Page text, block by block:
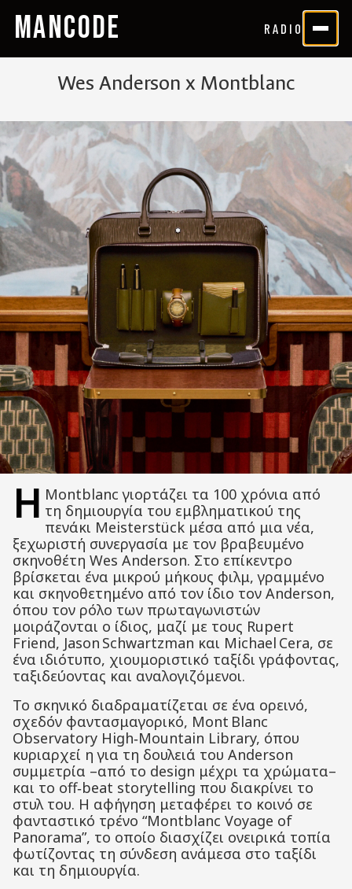
MANCODE RADIO
Wes Anderson x Montblanc
Η Montblanc γιορτάζει τα 100 χρόνια από
τη δημιουργία του εμβληματικού της
πενάκι Meisterstück μέσα από μια νέα,
ξεχωριστή συνεργασία με τον βραβευμένο
σκηνοθέτη Wes Anderson. Στο επίκεντρο
βρίσκεται ένα μικρού μήκους φιλμ, γραμμένο
και σκηνοθετημένο από τον ίδιο τον Anderson,
όπου τον ρόλο των πρωταγωνιστών
μοιράζονται ο ίδιος, μαζί με τους Rupert
Friend, Jason Schwartzman και Michael Cera, σε
ένα ιδιότυπο, χιουμοριστικό ταξίδι γράφοντας,
ταξιδεύοντας και αναλογιζόμενοι.
Το σκηνικό διαδραματίζεται σε ένα ορεινό,
σχεδόν φαντασμαγορικό, Mont Blanc
Observatory High‑Mountain Library, όπου
κυριαρχεί η για τη δουλειά του Anderson
συμμετρία –από το design μέχρι τα χρώματα–
και το off‑beat storytelling που διακρίνει το
στυλ του. Η αφήγηση μεταφέρει το κοινό σε
φανταστικό τρένο “Montblanc Voyage of
Panorama”, το οποίο διασχίζει ονειρικά τοπία
φωτίζοντας τη σύνδεση ανάμεσα στο ταξίδι
και τη δημιουργία.